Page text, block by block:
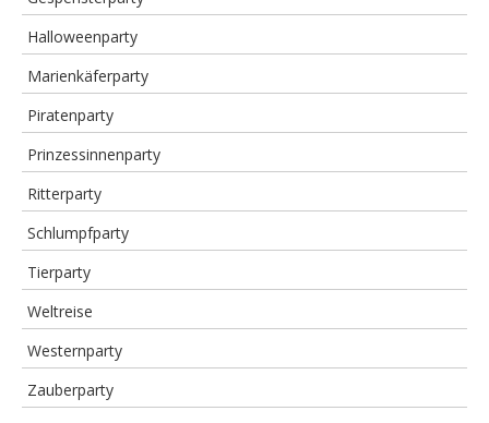
Halloweenparty
Marienkäferparty
Piratenparty
Prinzessinnenparty
Ritterparty
Schlumpfparty
Tierparty
Weltreise
Westernparty
Zauberparty